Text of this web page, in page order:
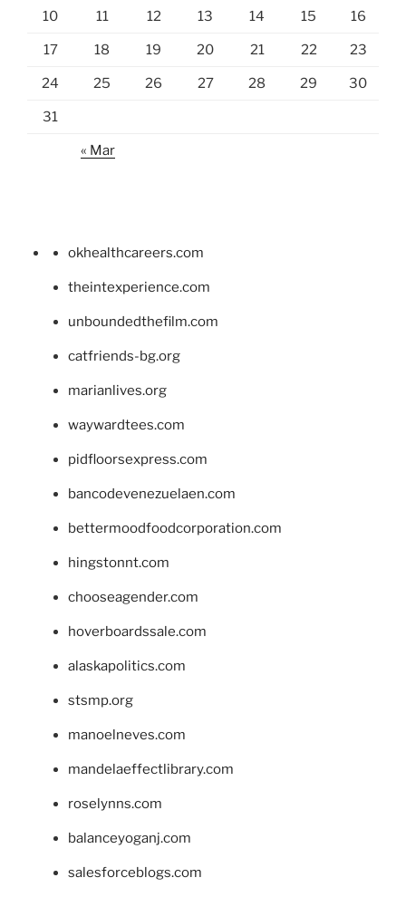
10 11 12 13 14 15 16
17 18 19 20 21 22 23
24 25 26 27 28 29 30
31
« Mar
okhealthcareers.com
theintexperience.com
unboundedthefilm.com
catfriends-bg.org
marianlives.org
waywardtees.com
pidfloorsexpress.com
bancodevenezuelaen.com
bettermoodfoodcorporation.com
hingstonnt.com
chooseagender.com
hoverboardssale.com
alaskapolitics.com
stsmp.org
manoelneves.com
mandelaeffectlibrary.com
roselynns.com
balanceyoganj.com
salesforceblogs.com